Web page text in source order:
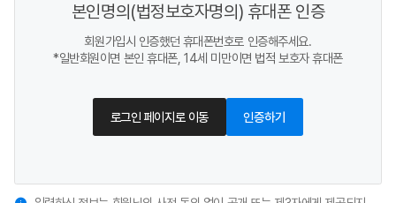
본인명의(법정보호자명의) 휴대폰 인증
회원가입시 인증했던 휴대폰번호로 인증해주세요.
*일반회원이면 본인 휴대폰, 14세 미만이면 법적 보호자 휴대폰
로그인 페이지로 이동 인증하기